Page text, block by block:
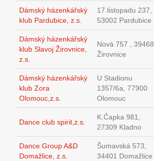
Dámský házenkářský
klub Pardubice, z.s.
17.listopadu 237,
53002 Pardubice
Dámský házenkářský
klub Slavoj Žirovnice,
z.s.
Nová 757 , 39468
Žirovnice
Dámský házenkářský
klub Zora
Olomouc,z.s.
U Stadionu
1357/6a, 77900
Olomouc
Dance club spirit,z.s.
K.Čapka 981,
27309 Kladno
Dance Group A&D
Domažlice, z.s.
Šumavská 573,
34401 Domažlice